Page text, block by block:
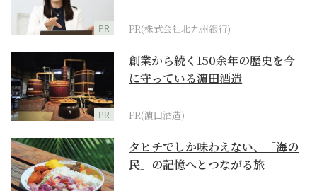
PR PR(株式会社北九州銀行)
PR
創業から続く150余年の歴史を今
に守っている濵田酒造
PR(濵田酒造)
タヒチでしか味わえない、「海の
民」の記憶へとつながる旅